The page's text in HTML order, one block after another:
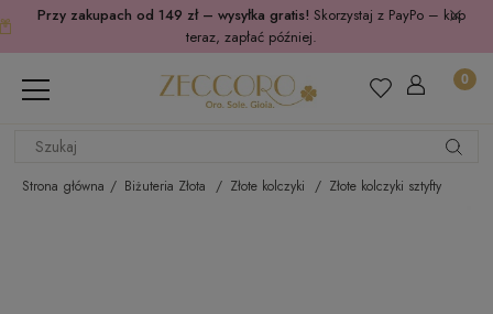
Przy zakupach od 149 zł – wysyłka gratis! Skorzystaj z PayPo – kup
teraz, zapłać później.
Strona główna Biżuteria Złota Złote kolczyki Złote kolczyki sztyfty